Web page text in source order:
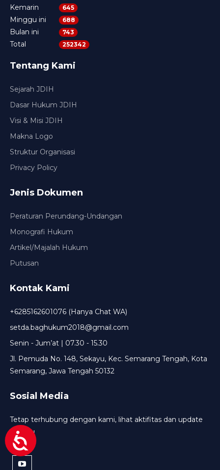
Kemarin 645
Minggu ini 688
Bulan ini 743
Total 252342
Tentang Kami
Sejarah JDIH
Dasar Hukum JDIH
Visi & Misi JDIH
Makna Logo
Struktur Organisasi
Privacy Policy
Jenis Dokumen
Peraturan Perundang-Undangan
Monografi Hukum
Artikel/Majalah Hukum
Putusan
Kontak Kami
+6285162601076 (Hanya Chat WA)
setda.baghukum2018@gmail.com
Senin - Jum’at | 07.30 - 15.30
Jl. Pemuda No. 148, Sekayu, Kec. Semarang Tengah, Kota
Semarang, Jawa Tengah 50132
Sosial Media
Tetap terhubung dengan kami, lihat aktifitas dan update
terbaru